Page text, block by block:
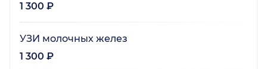
1 300 ₽
УЗИ молочных желез
1 300 ₽